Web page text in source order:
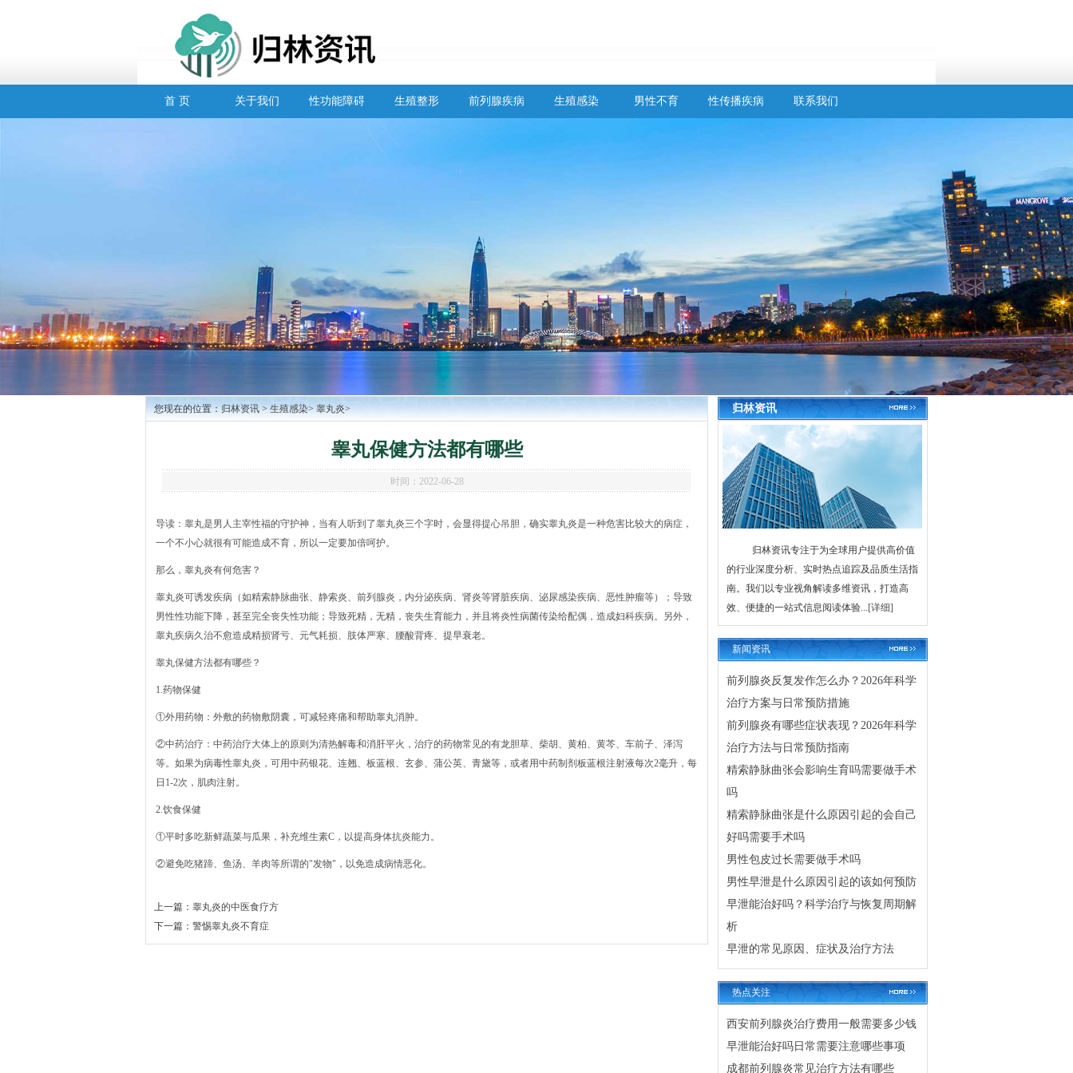
首 页 关于我们 性功能障碍 生殖整形 前列腺疾病 生殖感染 男性不育 性传播疾病 联系我们
您现在的位置： 归林资讯>生殖感染>睾丸炎>
睾丸保健方法都有哪些
时间：2022-06-28
导读：睾丸是男人主宰性福的守护神，当有人听到了睾丸炎三个字时，会显得提心吊胆，确实睾丸炎是一种危害比较大的病症，
一个不小心就很有可能造成不育，所以一定要加倍呵护。
那么，睾丸炎有何危害？
睾丸炎可诱发疾病（如精索静脉曲张、静索炎、前列腺炎，内分泌疾病、肾炎等肾脏疾病、泌尿感染疾病、恶性肿瘤等）；导致
男性性功能下降，甚至完全丧失性功能；导致死精，无精，丧失生育能力，并且将炎性病菌传染给配偶，造成妇科疾病。另外，
睾丸疾病久治不愈造成精损肾亏、元气耗损、肢体严寒、腰酸背疼、提早衰老。
睾丸保健方法都有哪些？
1.药物保健
①外用药物：外敷的药物敷阴囊，可减轻疼痛和帮助睾丸消肿。
②中药治疗：中药治疗大体上的原则为清热解毒和消肝平火，治疗的药物常见的有龙胆草、柴胡、黄柏、黄芩、车前子、泽泻
等。如果为病毒性睾丸炎，可用中药银花、连翘、板蓝根、玄参、蒲公英、青黛等，或者用中药制剂板蓝根注射液每次2毫升，每
日1-2次，肌肉注射。
2.饮食保健
①平时多吃新鲜蔬菜与瓜果，补充维生素C，以提高身体抗炎能力。
②避免吃猪蹄、鱼汤、羊肉等所谓的"发物"，以免造成病情恶化。
上一篇： 睾丸炎的中医食疗方
下一篇： 警惕睾丸炎不育症
归林资讯
归林资讯专注于为全球用户提供高价值
的行业深度分析、实时热点追踪及品质生活指
南。我们以专业视角解读多维资讯，打造高
效、便捷的一站式信息阅读体验... [详细]
新闻资讯
前列腺炎反复发作怎么办？2026年科学
治疗方案与日常预防措施
前列腺炎有哪些症状表现？2026年科学
治疗方法与日常预防指南
精索静脉曲张会影响生育吗需要做手术
吗
精索静脉曲张是什么原因引起的会自己
好吗需要手术吗
男性包皮过长需要做手术吗
男性早泄是什么原因引起的该如何预防
早泄能治好吗？科学治疗与恢复周期解
析
早泄的常见原因、症状及治疗方法
热点关注
西安前列腺炎治疗费用一般需要多少钱
早泄能治好吗日常需要注意哪些事项
成都前列腺炎常见治疗方法有哪些